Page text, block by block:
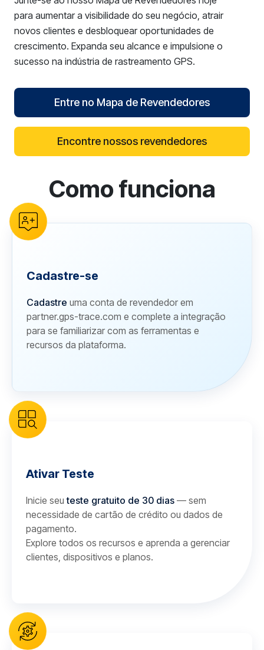
para aumentar a visibilidade do seu negócio, atrair
novos clientes e desbloquear oportunidades de
crescimento. Expanda seu alcance e impulsione o
sucesso na indústria de rastreamento GPS.
Entre no Mapa de Revendedores
Encontre nossos revendedores
reCAPTCHA verification
Como funciona
Cadastre-se
Cadastre uma conta de revendedor em
partner.gps-trace.com e complete a integração
para se familiarizar com as ferramentas e
recursos da plataforma.
Ativar Teste
Inicie seuteste gratuito de 30 dias — sem
necessidade de cartão de crédito ou dados de
pagamento.
Explore todos os recursos e aprenda a gerenciar
clientes, dispositivos e planos.